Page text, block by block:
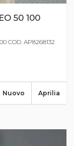
50 100
COD. AP8268132
Aprilia
Nuovo